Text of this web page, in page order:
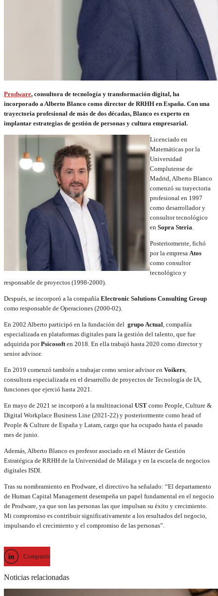
Prodware, consultora de tecnología y transformación digital, ha
incorporado a Alberto Blanco como director de RRHH en España. Con una
trayectoria profesional de más de dos décadas, Blanco es experto en
implantar estrategias de gestión de personas y cultura empresarial.
Licenciado en
Matemáticas por la
Universidad
Complutense de
Madrid, Alberto Blanco
comenzó su trayectoria
profesional en 1997
como desarrollador y
consultor tecnológico
en Sopra Steria.
Posteriormente, fichó
por la empresa Atos
como consultor
tecnológico y
responsable de proyectos (1998-2000).
Después, se incorporó a la compañía Electronic Solutions Consulting Group
como responsable de Operaciones (2000-02).
En 2002 Alberto participó en la fundación del grupo Actual, compañía
especializada en plataformas digitales para la gestión del talento, que fue
adquirida porPsicosoften 2018. En ella trabajó hasta 2020 como director y
senior advisor.
En 2019 comenzó también a trabajar como senior advisor en Voikers,
consultora especializada en el desarrollo de proyectos de Tecnología de IA,
funciones que ejerció hasta 2021.
En mayo de 2021 se incorporó a la multinacional UST como People, Culture &
Digital Workplace Business Line (2021-22) y posteriormente como head of
People & Culture de España y Latam, cargo que ha ocupado hasta el pasado
mes de junio.
Además, Alberto Blanco es profesor asociado en el Máster de Gestión
Estratégica de RRHH de la Universidad de Málaga y en la escuela de negocios
digitales ISDI.
Tras su nombramiento en Prodware, el directivo ha señalado: “El departamento
de Human Capital Management desempeña un papel fundamental en el negocio
de Prodware, ya que son las personas las que impulsan su éxito y crecimiento.
Mi compromiso es contribuir significativamente a los resultados del negocio,
impulsando el crecimiento y el compromiso de las personas”.
Compartir
Noticias relacionadas